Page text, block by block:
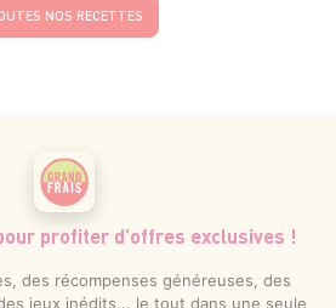
NOS RECETTES
profiter d’offres exclusives !
des récompenses généreuses, des
jeux inédits... le tout dans une seule